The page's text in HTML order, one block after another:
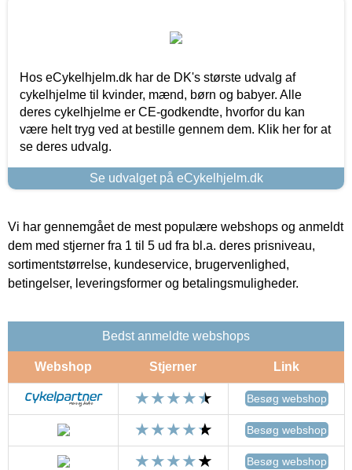
Hos eCykelhjelm.dk har de DK's største udvalg af
cykelhjelme til kvinder, mænd, børn og babyer. Alle
deres cykelhjelme er CE-godkendte, hvorfor du kan
være helt tryg ved at bestille gennem dem. Klik her for at
se deres udvalg.
Se udvalget på eCykelhjelm.dk
Vi har gennemgået de mest populære webshops og anmeldt
dem med stjerner fra 1 til 5 ud fra bl.a. deres prisniveau,
sortimentstørrelse, kundeservice, brugervenlighed,
betingelser, leveringsformer og betalingsmuligheder.
Bedst anmeldte webshops
Webshop Stjerner Link
Besøg webshop
Besøg webshop
Besøg webshop